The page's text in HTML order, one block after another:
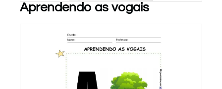
PARA BAIXAR!
Aprendendo as vogais